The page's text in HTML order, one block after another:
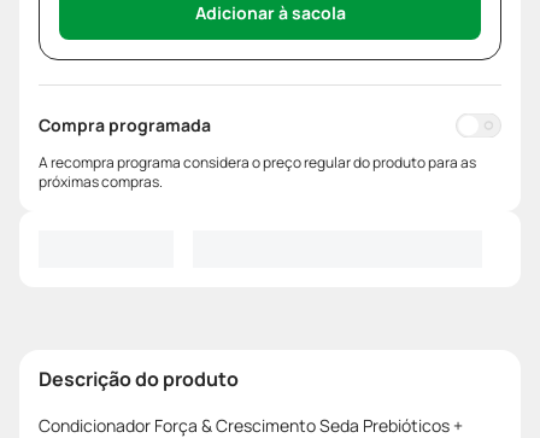
Adicionar à sacola
Compra programada
A recompra programa considera o preço regular do produto para as
próximas compras.
Descrição do produto
Condicionador Força & Crescimento Seda Prebióticos +